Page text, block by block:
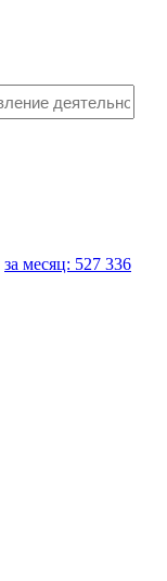
за месяц: 527 336